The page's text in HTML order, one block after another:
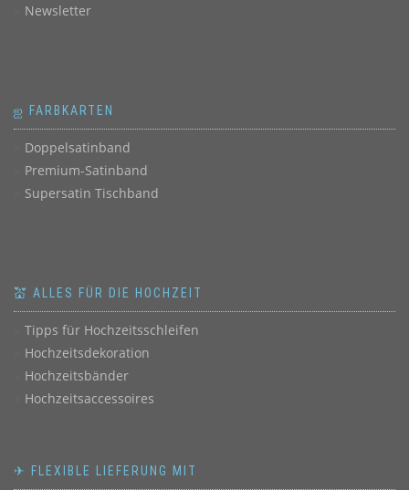
Newsletter
ஐ FARBKARTEN
Doppelsatinband
Premium-Satinband
Supersatin Tischband
💒 ALLES FÜR DIE HOCHZEIT
Tipps für Hochzeitsschleifen
Hochzeitsdekoration
Hochzeitsbänder
Hochzeitsaccessoires
✈ FLEXIBLE LIEFERUNG MIT